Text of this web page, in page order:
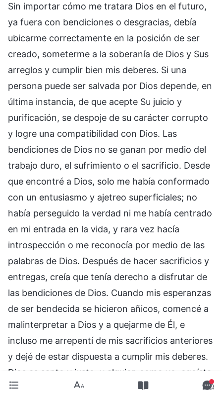
Sin importar cómo me tratara Dios en el futuro,
ya fuera con bendiciones o desgracias, debía
ubicarme correctamente en la posición de ser
creado, someterme a la soberanía de Dios y Sus
arreglos y cumplir bien mis deberes. Si una
persona puede ser salvada por Dios depende, en
última instancia, de que acepte Su juicio y
purificación, se despoje de su carácter corrupto
y logre una compatibilidad con Dios. Las
bendiciones de Dios no se ganan por medio del
trabajo duro, el sufrimiento o el sacrificio. Desde
que encontré a Dios, solo me había conformado
con un entusiasmo y ajetreo superficiales; no
había perseguido la verdad ni me había centrado
en mi entrada en la vida, y rara vez hacía
introspección o me reconocía por medio de las
palabras de Dios. Después de hacer sacrificios y
entregas, creía que tenía derecho a disfrutar de
las bendiciones de Dios. Cuando mis esperanzas
de ser bendecida se hicieron añicos, comencé a
malinterpretar a Dios y a quejarme de Él, e
incluso me arrepentí de mis sacrificios anteriores
y dejé de estar dispuesta a cumplir mis deberes.
Dios es santo y justo, y alguien como yo, egoísta
y despreciable, que estaba siempre buscando